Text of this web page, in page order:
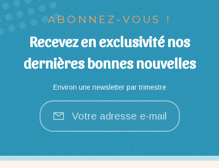
ABONNEZ-VOUS !
Recevez en exclusivité nos
dernières bonnes nouvelles
Environ une newsletter par trimestre
Votre adresse e-mail